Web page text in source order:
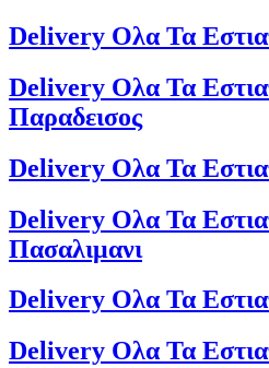
Delivery Ολα Τα
Delivery Ολα Τα
Παραδεισος
Delivery Ολα Τα
Delivery Ολα Τα
Πασαλιμανι
Delivery Ολα Τα
Delivery Ολα Τα